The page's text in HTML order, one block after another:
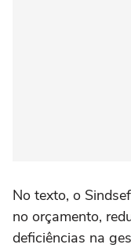
No texto, o
no orçamento,
deficiências na